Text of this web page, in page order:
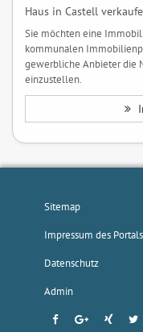
Haus in Castell
Sie möchten eine
kommunalen
gewerbliche Anbieter die
einzustellen.
Sitemap
Impressum des Portals
Datenschutz
Admin